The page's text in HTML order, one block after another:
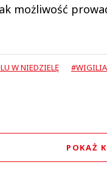
możliwość
W NIEDZIELĘ #WIGILIA
POKAŻ